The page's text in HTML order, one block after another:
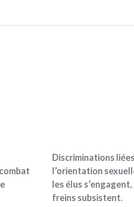
Discriminations
l’orientation
les élus s’engagent,
freins subsistent.